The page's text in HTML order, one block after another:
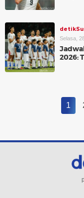
Selasa,
2026:
1